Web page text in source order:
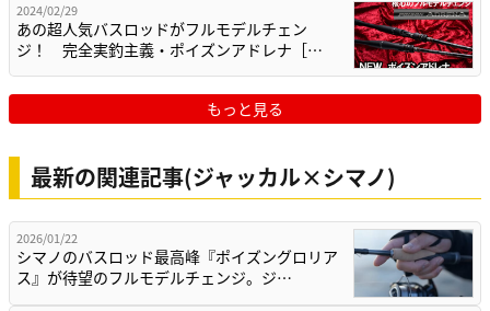
2024/02/29
あの超人気バスロッドがフルモデルチェン
ジ！ 完全実釣主義・ポイズンアドレナ［…
もっと見る
最新の関連記事(ジャッカル×シマノ)
2026/01/22
シマノのバスロッド最高峰『ポイズングロリア
ス』が待望のフルモデルチェンジ。ジ…